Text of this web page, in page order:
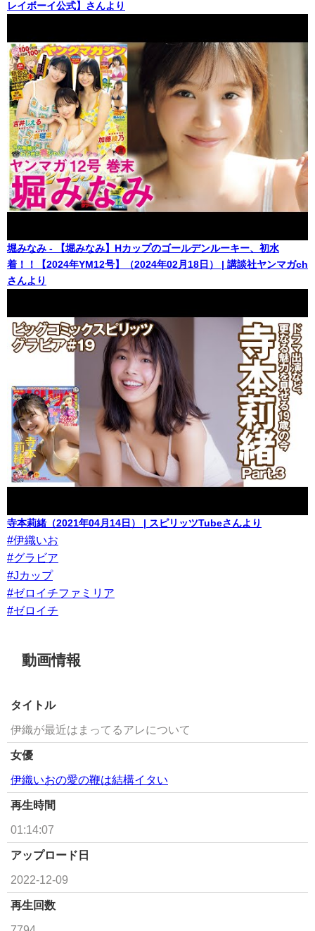
レイボーイ公式】さんより
堀みなみ - 【堀みなみ】Hカップのゴールデンルーキー、初水
着！！【2024年YM12号】（2024年02月18日） | 講談社ヤンマガch
さんより
寺本莉緒（2021年04月14日） | スピリッツTubeさんより
#伊織いお
#グラビア
#Jカップ
#ゼロイチファミリア
#ゼロイチ
動画情報
タイトル
伊織が最近はまってるアレについて
女優
伊織いおの愛の鞭は結構イタい
再生時間
01:14:07
アップロード日
2022-12-09
再生回数